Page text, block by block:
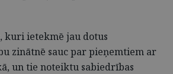
kuri ietekmē jau dotus
zinātnē sauc par pieņemtiem ar
un tie noteiktu sabiedrības